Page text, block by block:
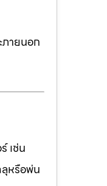
ภายนอก
เช่น
ลุหรือพ่น